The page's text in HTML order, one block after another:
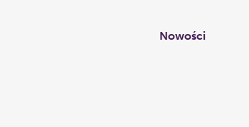
Nowości